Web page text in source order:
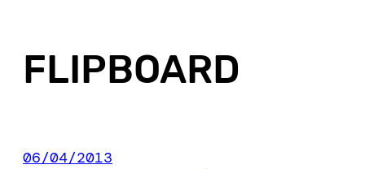
FLIPBOARD
06/04/2013